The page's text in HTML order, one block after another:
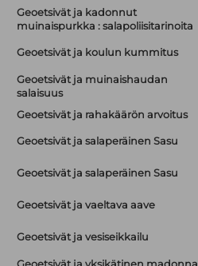
Geoetsivät ja kadonnut
muinaispurkka : salapoliisitarinoita
Geoetsivät ja koulun kummitus
Geoetsivät ja muinaishaudan
salaisuus
Geoetsivät ja rahakäärön arvoitus
Geoetsivät ja salaperäinen Sasu
Geoetsivät ja salaperäinen Sasu
Geoetsivät ja vaeltava aave
Geoetsivät ja vesiseikkailu